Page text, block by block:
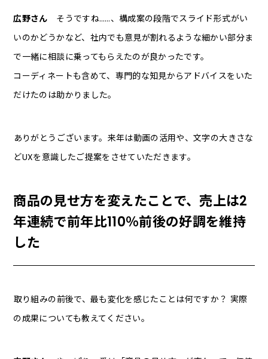
広野さん そうですね……、構成案の段階でスライド形式がい
いのかどうかなど、社内でも意見が割れるような細かい部分ま
で一緒に相談に乗ってもらえたのが良かったです。
コーディネートも含めて、専門的な知見からアドバイスをいた
だけたのは助かりました。
――ありがとうございます。来年は動画の活用や、文字の大きさな
どUXを意識したご提案をさせていただきます。
商品の見せ方を変えたことで、売上は2
年連続で前年比110％前後の好調を維持
した
――取り組みの前後で、最も変化を感じたことは何ですか？ 実際
の成果についても教えてください。